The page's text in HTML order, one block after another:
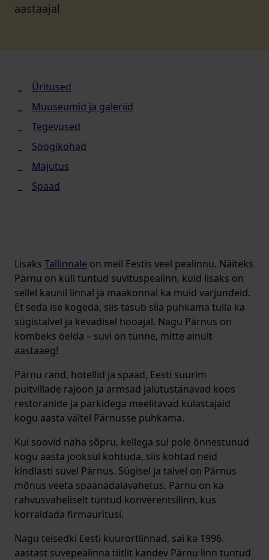
aastaajal
Üritused
Muuseumid ja galeriid
Tegevused
Söögikohad
Majutus
Spaad
Lisaks Tallinnale on meil Eestis veel pealinnu. Näiteks
Pärnu on küll tuntud suvituspealinn, kuid lisaks on
sellel kaunil linnal ja maakonnal ka muid varjundeid.
Et seda ise kogeda, siis tasub siia puhkama tulla ka
sügistalvel ja kevadisel hooajal. Nagu Pärnus on
kombeks öelda – suvi on tunne, mitte ainult
aastaaeg!
Pärnu rand, hotellid ja spaad, Eesti suurim
puitvillade rajoon ja armsad jalutustänavad koos
restoranide ja parkidega meelitavad külastajaid
kogu aasta vältel Pärnusse puhkama.
Kui soovid näha sõpru, kellega sul pole õnnestunud
kogu aasta jooksul kohtuda, siis kohtad neid
kindlasti suvel Pärnus. Sügisel ja talvel on Pärnus
mõnus veeta spaanädalavahetus. Pärnu on ka
rahvusvaheliselt tuntud konverentsilinn, kus
korraldada firmaüritusi.
Nagu teisedki Eesti kuurortlinnad, sai ka 1996.
aastast suvepealinna tiitlit kandev Pärnu linn tuntud